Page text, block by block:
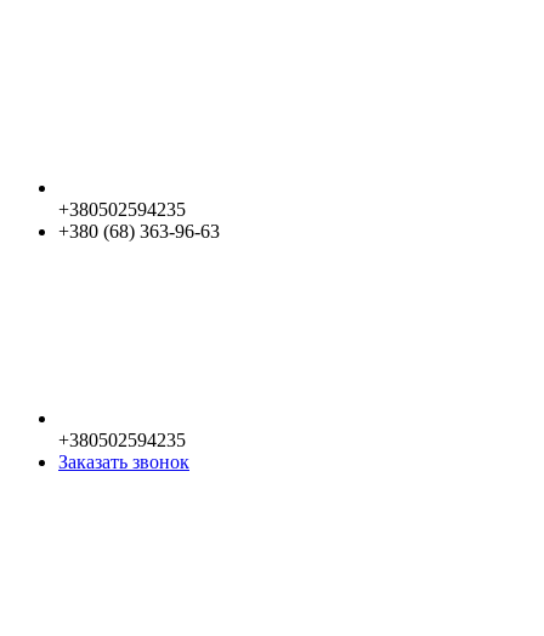
+380502594235
+380 (68) 363-96-63
+380502594235
Заказать звонок